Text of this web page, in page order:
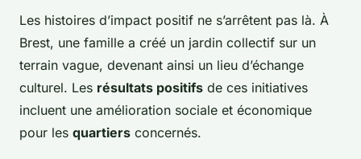
Les histoires d’impact positif ne s’arrêtent pas là. À
Brest, une famille a créé un jardin collectif sur un
terrain vague, devenant ainsi un lieu d’échange
culturel. Les résultats positifs de ces initiatives
incluent une amélioration sociale et économique
pour les quartiers concernés.